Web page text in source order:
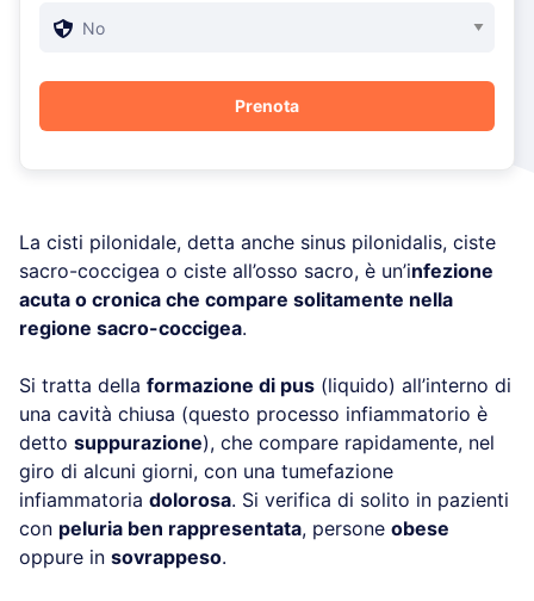
La cisti pilonidale, detta anche sinus pilonidalis, ciste
sacro-coccigea o ciste all’osso sacro, è un’infezione
acuta o cronica che compare solitamente nella
regione sacro-coccigea.
Si tratta della formazione di pus (liquido) all’interno di
una cavità chiusa (questo processo infiammatorio è
detto suppurazione), che compare rapidamente, nel
giro di alcuni giorni, con una tumefazione
infiammatoria dolorosa. Si verifica di solito in pazienti
con peluria ben rappresentata, persone obese
oppure in sovrappeso.